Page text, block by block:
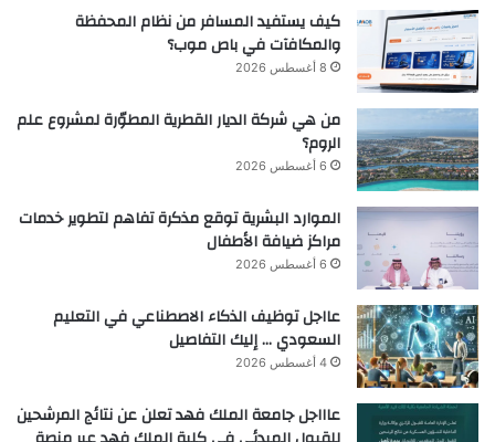
كيف يستفيد المسافر من نظام المحفظة
والمكافآت في باص موب؟
8 أغسطس 2026
من هي شركة الديار القطرية المطوّرة لمشروع علم
الروم؟
6 أغسطس 2026
الموارد البشرية توقع مذكرة تفاهم لتطوير خدمات
مراكز ضيافة الأطفال
6 أغسطس 2026
عااجل توظيف الذكاء الاصطناعي في التعليم
السعودي … إليك التفاصيل
4 أغسطس 2026
عاااجل جامعة الملك فهد تعلن عن نتائج المرشحين